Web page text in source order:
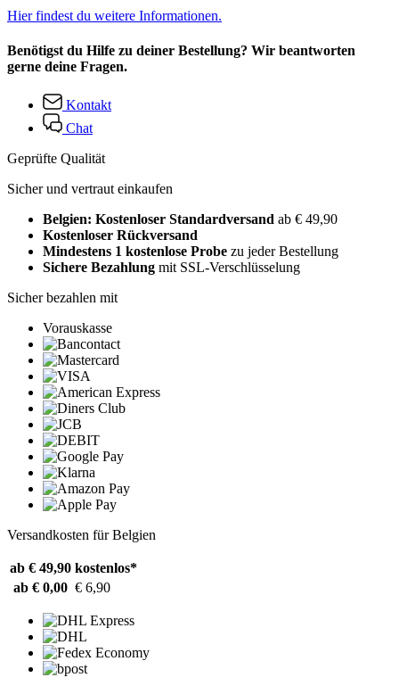
Hier findest du weitere Informationen.
Benötigst du Hilfe zu deiner Bestellung? Wir beantworten
gerne deine Fragen.
Kontakt
Chat
Geprüfte Qualität
Sicher und vertraut einkaufen
Belgien: Kostenloser Standardversand ab € 49,90
Kostenloser Rückversand
Mindestens 1 kostenlose Probe zu jeder Bestellung
Sichere Bezahlung mit SSL-Verschlüsselung
Sicher bezahlen mit
Vorauskasse
Versandkosten für Belgien
ab € 49,90 kostenlos*
ab € 0,00 € 6,90